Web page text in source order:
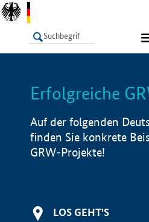
LISTE
Erfolgreiche
Auf der folgenden
finden Sie konkrete
GRW-Projekte!
LOS GEHT'S